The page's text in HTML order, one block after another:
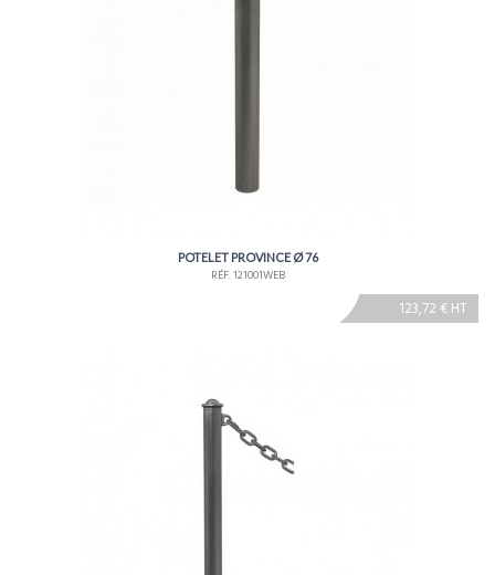
POTELET PROVINCE Ø 76
RÉF. 121001WEB
123,72 € HT